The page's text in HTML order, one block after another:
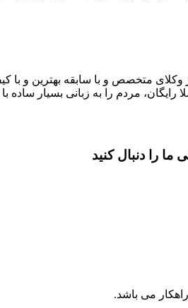
وکلای متخصص و با سابقه بهترین و با
مردم را به زبانی بسیار ساده
را دنبال کنید
می باشد.